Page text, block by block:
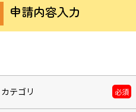
申請内容入力
カテゴリ 必須